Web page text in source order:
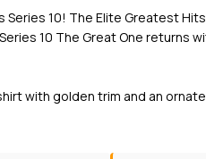
Series 10! The Elite Greatest
10 The Great One returns
with golden trim and an